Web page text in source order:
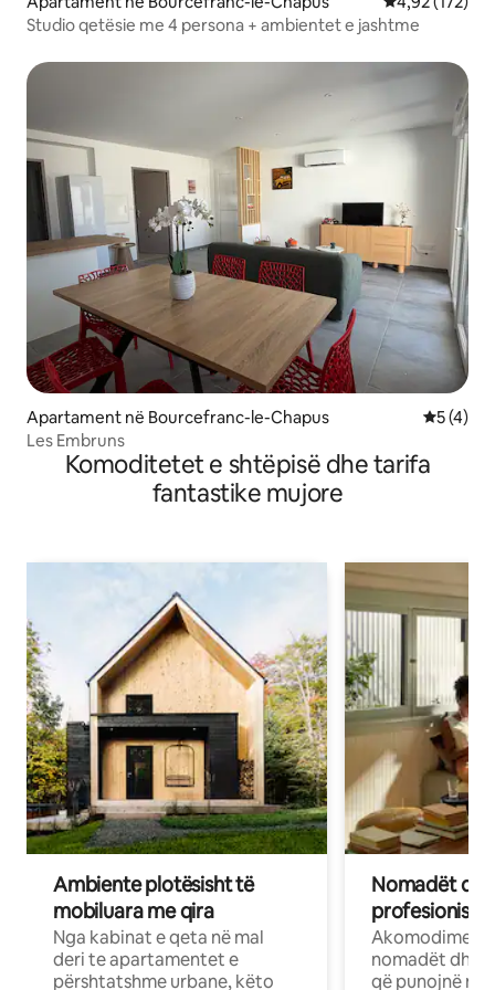
Studio qetësie me 4 persona + ambientet e jashtme
Apartament në Bourcefranc-le-Chapus
5 (4)
Les Embruns
Komoditetet e shtëpisë dhe tarifa
fantastike mujore
Ambiente plotësisht të
mobiluara me qira
Nga kabinat e qeta në mal
deri te apartamentet e
përshtatshme urbane, këto
Nomadët
Akomodime
nomadët dhe
që punojnë në